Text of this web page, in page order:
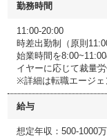
勤務時間
11:00-20:00
時差出勤制（原則
始業時間を
イヤーに応じて裁量
※詳細は転職エージェ
給与
想定年収：500-1000